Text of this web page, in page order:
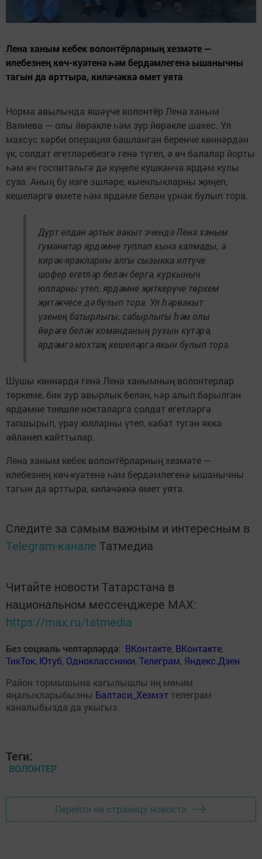
Лена ханым кебек волонтёрларның хезмәте —
илебезнең көч-куәтенә һәм бердәмлегенә ышанычны
тагын да арттыра, киләчәккә өмет уята
Норма авылында яшәүче волонтёр Лена ханым
Вәлиева — олы йөрәкле һәм зур йөрәкле шәхес. Ул
махсус хәрби операция башланган беренче көннәрдән
үк, солдат егетләребезгә генә түгел, ә өч балалар йорты
һәм өч госпитальгә дә күңеле кушканча ярдәм кулы
суза. Аның бу изге эшләре, кыенлыкларны җиңеп,
кешеләргә өмете һәм ярдәме белән үрнәк булып тора.
Дүрт елдан артык вакыт эчендә Лена ханым
гуманитар ярдәмне туплап кына калмады, ә
кирәк-яракларны алгы сызыкка илтүче
шофер егетләр белән бергә, куркыныч
юлларны үтеп, ярдәмне җиткерүче төркем
җитәкчесе дә булып тора. Ул һәрвакыт
үзенең батырлыгы, сабырлыгы һәм олы
йөрәге белән команданың рухын күтәрә,
ярдәмгә мохтаҗ кешеләргә якын булып тора.
Шушы көннәрдә генә Лена ханымның волонтерлар
төркеме, бик зур авырлык белән, һәр алып барылган
ярдәмне тиешле нокталарга солдат егетләргә
тапшырып, урау юлларны үтеп, кабат туган якка
әйләнеп кайттылар.
Лена ханым кебек волонтёрларның хезмәте —
илебезнең көч-куәтенә һәм бердәмлегенә ышанычны
тагын да арттыра, киләчәккә өмет уята.
Следите за самым важным и интересным в
Telegram-канале Татмедиа
Читайте новости Татарстана в
национальном мессенджере MАХ:
https://max.ru/tatmedia
Без социаль челтәрләрдә: ВКонтакте, ВКонтакте,
ТикТок, Ютуб, Одноклассники,Телеграм, Яндекс.Дзен
Район тормышына кагылышлы иң мөһим
яңалыкларыбызны Балтаси_Хезмэт телеграм
каналыбызда да укыгыз.
Теги:
ВОЛОНТЕР
Перейти на страницу новости